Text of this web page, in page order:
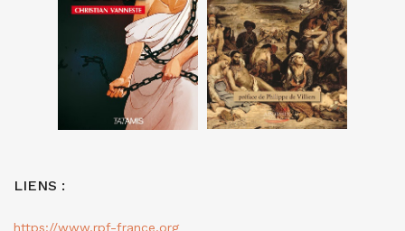
LIENS :
https://www.rpf-france.org